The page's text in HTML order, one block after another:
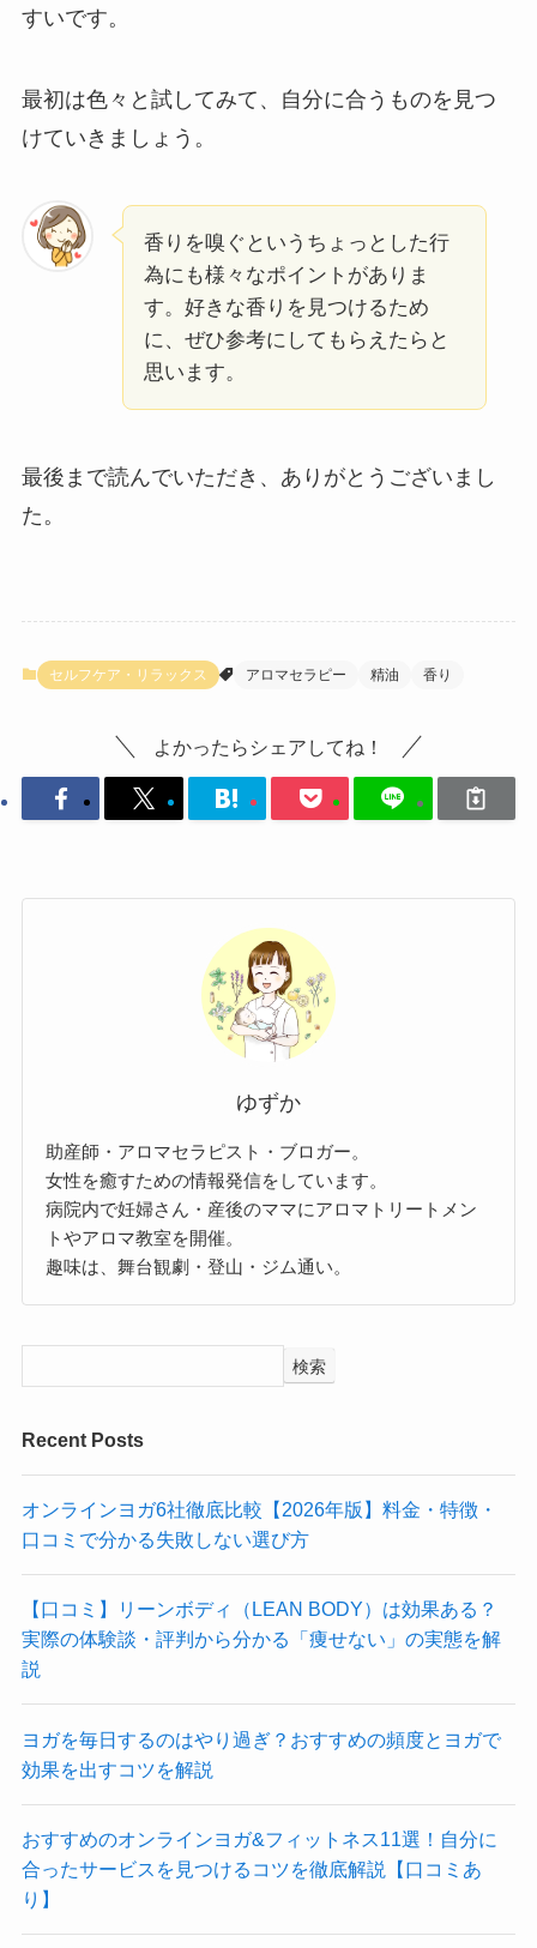
すいです。
最初は色々と試してみて、自分に合うものを見つ
けていきましょう。
香りを嗅ぐというちょっとした行
為にも様々なポイントがありま
す。好きな香りを見つけるため
に、ぜひ参考にしてもらえたらと
思います。
最後まで読んでいただき、ありがとうございまし
た。
セルフケア・リラックス アロマセラピー 精油 香り
よかったらシェアしてね！
ゆずか
助産師・アロマセラピスト・ブロガー。
女性を癒すための情報発信をしています。
病院内で妊婦さん・産後のママにアロマトリートメン
トやアロマ教室を開催。
趣味は、舞台観劇・登山・ジム通い。
検索
Recent Posts
オンラインヨガ6社徹底比較【2026年版】料金・特徴・
口コミで分かる失敗しない選び方
【口コミ】リーンボディ（LEAN BODY）は効果ある？
実際の体験談・評判から分かる「痩せない」の実態を解
説
ヨガを毎日するのはやり過ぎ？おすすめの頻度とヨガで
効果を出すコツを解説
おすすめのオンラインヨガ&フィットネス11選！自分に
合ったサービスを見つけるコツを徹底解説【口コミあ
り】